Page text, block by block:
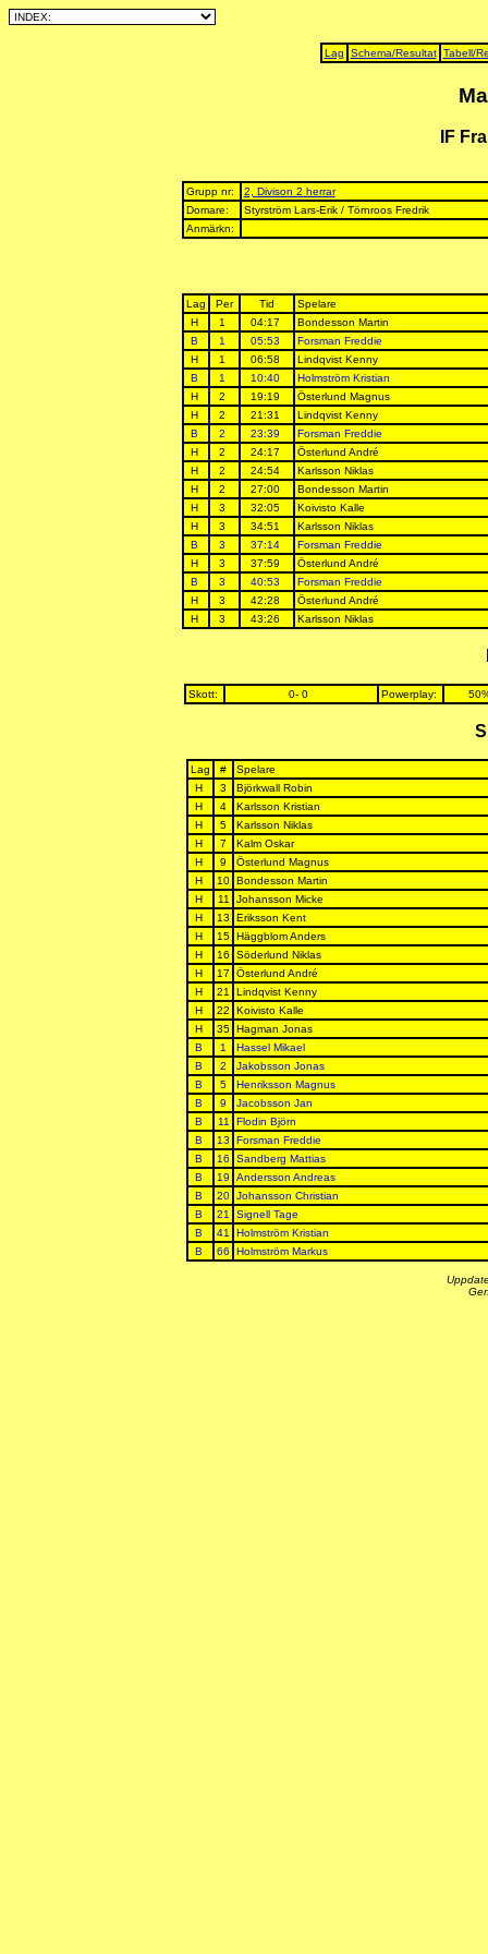
Lag Schema/Resultat Tabell/
IF
Grupp nr:
2, Divison 2 herrar
Domare:
Styrström Lars-Erik / Törnroos Fredrik
Anmärkn:
Lag Per Tid
Spelare
H
1 04:17
Bondesson Martin
B
1 05:53
Forsman Freddie
H
1 06:58
Lindqvist Kenny
B
1 10:40
Holmström Kristian
H
2 19:19
Österlund Magnus
H
2 21:31
Lindqvist Kenny
B
2 23:39
Forsman Freddie
H
2 24:17
Österlund André
H
2 24:54
Karlsson Niklas
H
2 27:00
Bondesson Martin
H
3 32:05
Koivisto Kalle
H
3 34:51
Karlsson Niklas
B
3 37:14
Forsman Freddie
H
3 37:59
Österlund André
B
3 40:53
Forsman Freddie
H
3 42:28
Österlund André
H
3 43:26 Karlsson Niklas
Skott: 0- 0 Powerplay:
Lag #
Spelare
H
3
Björkwall Robin
H
4
Karlsson Kristian
H
5
Karlsson Niklas
H
7
Kalm Oskar
H
9
Österlund Magnus
H
10
Bondesson Martin
H
11
Johansson Micke
H
13
Eriksson Kent
H
15
Häggblom Anders
H
16
Söderlund Niklas
H
17
Österlund André
H
21
Lindqvist Kenny
H
22
Koivisto Kalle
H
35
Hagman Jonas
B
1
Hassel Mikael
B
2
Jakobsson Jonas
B
5
Henriksson Magnus
B
9
Jacobsson Jan
B
11
Flodin Björn
B
13
Forsman Freddie
B
16
Sandberg Mattias
B
19
Andersson Andreas
B
20 Johansson Christian
B
21
Signell Tage
B
41
Holmström Kristian
B
66 Holmström Markus